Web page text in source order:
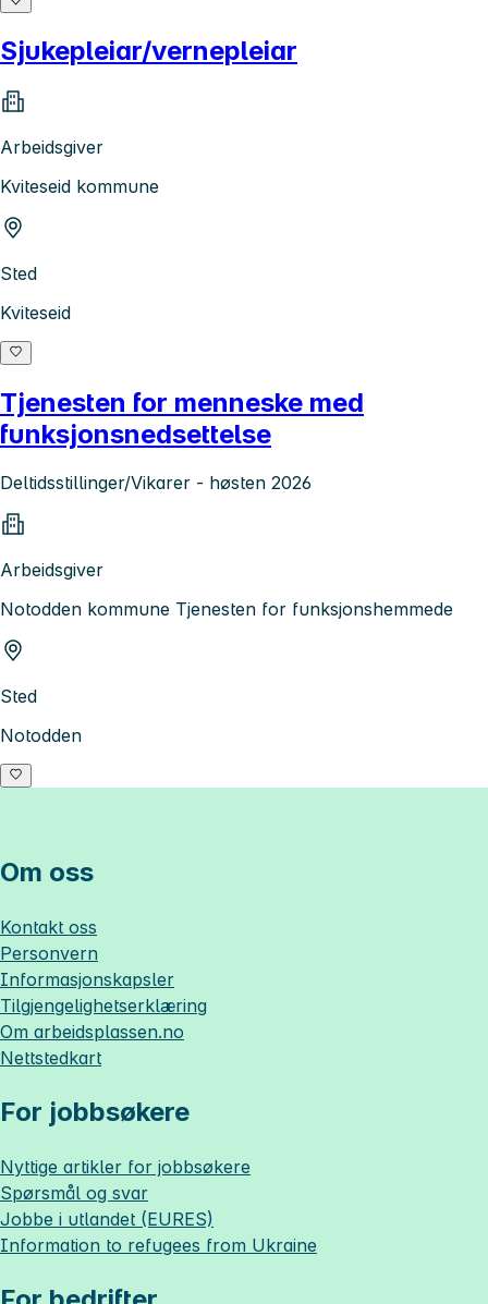
Sjukepleiar/vernepleiar
Arbeidsgiver
Kviteseid kommune
Sted
Kviteseid
Tjenesten for menneske med
funksjonsnedsettelse
Deltidsstillinger/Vikarer - høsten 2026
Arbeidsgiver
Notodden kommune Tjenesten for funksjonshemmede
Sted
Notodden
Om oss
Kontakt oss
Personvern
Informasjonskapsler
Tilgjengelighetserklæring
Om arbeidsplassen.no
Nettstedkart
For jobbsøkere
Nyttige artikler for jobbsøkere
Spørsmål og svar
Jobbe i utlandet (EURES)
Information to refugees from Ukraine